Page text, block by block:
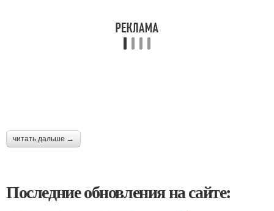
читать дальше →
Последние обновления на сайте: